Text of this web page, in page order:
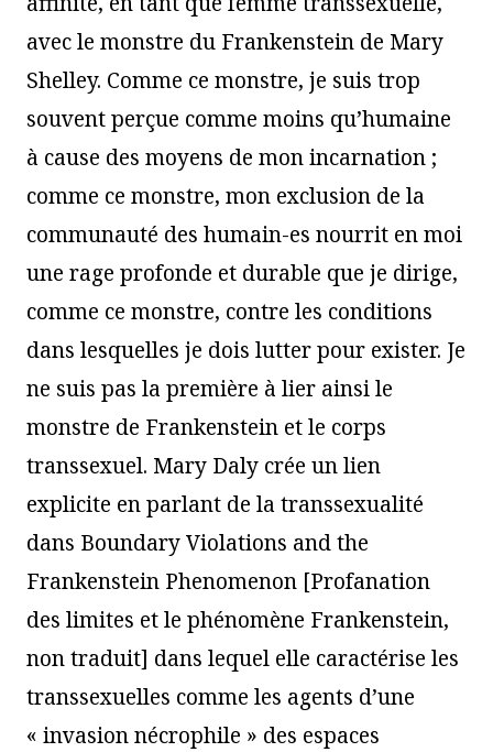
avec le monstre du Frankenstein de Mary
Shelley. Comme ce monstre, je suis trop
souvent perçue comme moins qu’humaine
à cause des moyens de mon incarnation ;
comme ce monstre, mon exclusion de la
communauté des humain-es nourrit en moi
une rage profonde et durable que je dirige,
comme ce monstre, contre les conditions
dans lesquelles je dois lutter pour exister. Je
ne suis pas la première à lier ainsi le
monstre de Frankenstein et le corps
transsexuel. Mary Daly crée un lien
explicite en parlant de la transsexualité
dans Boundary Violations and the
Frankenstein Phenomenon [Profanation
des limites et le phénomène Frankenstein,
non traduit] dans lequel elle caractérise les
transsexuelles comme les agents d’une
« invasion nécrophile » des espaces